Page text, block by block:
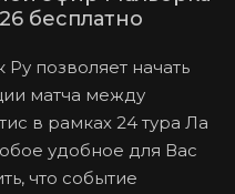
Ру позволяет начать
матча между
в рамках 24 тура Ла
удобное для Вас
что событие
бесплатно